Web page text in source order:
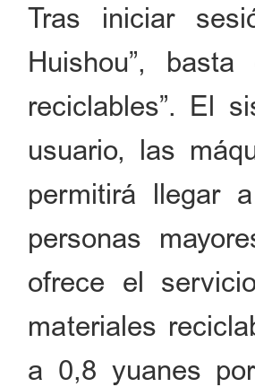
Tras iniciar
Huishou”,
reciclables”. El
usuario, las
permitirá llegar
personas
ofrece el
materiales
a 0,8 yuanes